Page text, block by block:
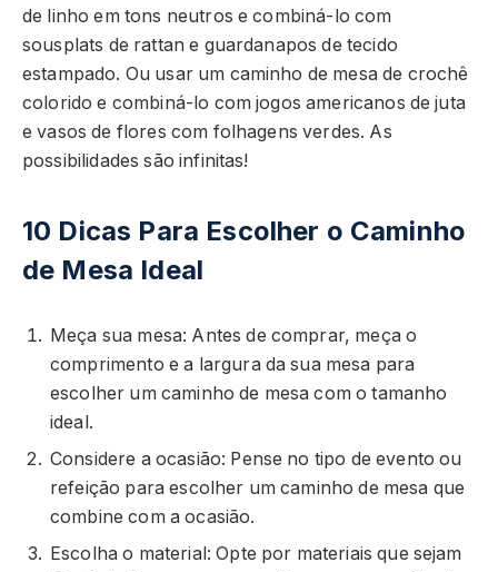
de linho em tons neutros e combiná-lo com
sousplats de rattan e guardanapos de tecido
estampado. Ou usar um caminho de mesa de crochê
colorido e combiná-lo com jogos americanos de juta
e vasos de flores com folhagens verdes. As
possibilidades são infinitas!
10 Dicas Para Escolher o Caminho
de Mesa Ideal
Meça sua mesa: Antes de comprar, meça o
comprimento e a largura da sua mesa para
escolher um caminho de mesa com o tamanho
ideal.
Considere a ocasião: Pense no tipo de evento ou
refeição para escolher um caminho de mesa que
combine com a ocasião.
Escolha o material: Opte por materiais que sejam